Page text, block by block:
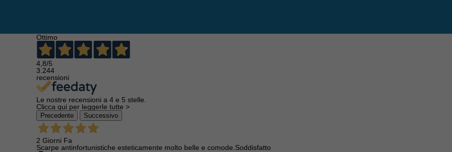
Ottimo
4,8/5
3.244
recensioni
Le nostre recensioni a 4 e 5 stelle.
Clicca qui per leggerle tutte >
Precedente Successivo
2 Giorni Fa
Scarpe antinfortunistiche esteticamente molto belle e comode.Soddisfatto